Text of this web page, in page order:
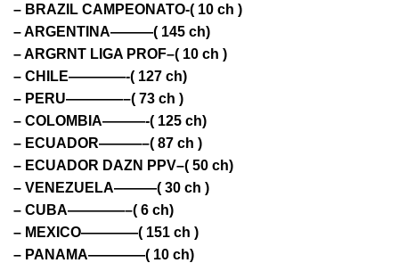
– BRAZIL CAMPEONATO-( 10 ch )
– ARGENTINA———( 145 ch)
– ARGRNT LIGA PROF–( 10 ch )
– CHILE————-( 127 ch)
– PERU————–( 73 ch )
– COLOMBIA———-( 125 ch)
– ECUADOR———–( 87 ch )
– ECUADOR DAZN PPV–( 50 ch)
– VENEZUELA———( 30 ch )
– CUBA————–( 6 ch)
– MEXICO————( 151 ch )
– PANAMA————( 10 ch)